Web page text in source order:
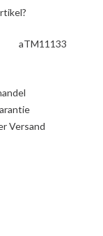
aTM11133
Versand